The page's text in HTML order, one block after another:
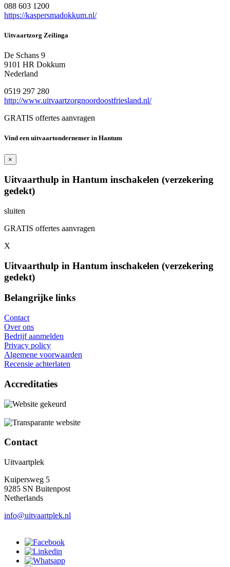
088 603 1200
https://kaspersmadokkum.nl/
Uitvaartzorg Zeilinga
De Schans 9
9101 HR Dokkum
Nederland
0519 297 280
http://www.uitvaartzorgnoordoostfriesland.nl/
GRATIS offertes aanvragen
Vind een uitvaartondernemer in Hantum
×
Uitvaarthulp in Hantum inschakelen (verzekering
gedekt)
sluiten
GRATIS offertes aanvragen
X
Uitvaarthulp in Hantum inschakelen (verzekering
gedekt)
Belangrijke links
Contact
Over ons
Bedrijf aanmelden
Privacy policy
Algemene voorwaarden
Recensie achterlaten
Accreditaties
Contact
Uitvaartplek
Kuipersweg 5
9285 SN Buitenpost
Netherlands
info@uitvaartplek.nl